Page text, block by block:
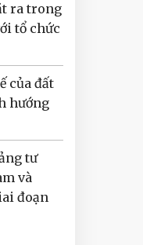
ra trong
tổ chức
của đất
hướng
tư
và
đoạn